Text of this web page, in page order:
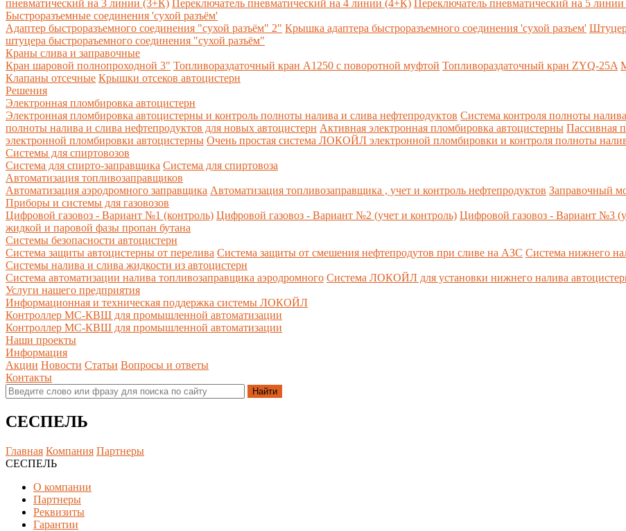
пневматический на 3 линии (3+К) Переключатель пневматический на 4 линии (4+К) Переключатель пневматический на 5
Быстроразъемные соединения 'сухой разъём'
Адаптер быстроразъемного соединения "сухой разъём" 2" Крышка адаптера быстроразъемного соединения 'сухой разъем'
штуцера быстрораъемного соединения "сухой разъём"
Краны слива и заправочные
Кран шаровой полнопроходной 3" Топливораздаточный кран A1250 с поворотной муфтой Топливораздаточный кран ZYQ-25A
Клапаны отсечные Крышки отсеков автоцистерн
Решения
Электронная пломбировка автоцистерн
Электронная пломбировка автоцистерны и контроль полноты налива и слива нефтепродуктов Система контроля полноты
полноты налива и слива нефтепродуктов для новых автоцистерн Активная электронная пломбировка автоцистерны Пассивная
электронной пломбировки автоцистерны Очень простая система ЛОКОЙЛ электронной пломбировки и контроля полноты
Системы для спиртовозов
Система для спирто-заправщика Система для спиртовоза
Автоматизация топливозаправщиков
Автоматизация аэродромного заправщика Автоматизация топливозаправщика , учет и контроль нефтепродуктов Заправочный
Приборы и системы для газовозов
Цифровой газовоз - Вариант №1 (контроль) Цифровой газовоз - Вариант №2 (учет и контроль) Цифровой газовоз - Вариант №3
жидкой и паровой фазы пропан бутана
Системы безопасности автоцистерн
Система защиты автоцистерны от перелива Система защиты от смешения нефтепродутов при сливе на АЗС Система нижнего
Системы налива и слива жидкости из автоцистерн
Система автоматизации налива топливозаправщика аэродромного Система ЛОКОЙЛ для установки нижнего налива
Услуги нашего предприятия
Информационная и техническая поддержка системы ЛОКОЙЛ
Контроллер МС-КВШ для промышленной автоматизации
Контроллер МС-КВШ для промышленной автоматизации
Наши проекты
Информация
Акции Новости Статьи Вопросы и ответы
Контакты
СЕСПЕЛЬ
Главная Компания Партнеры
СЕСПЕЛЬ
О компании
Партнеры
Реквизиты
Гарантии